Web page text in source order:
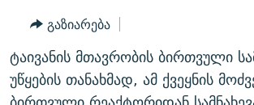
60 ᲓᲔᲪᲘᲑᲔᲚᲘ
ᲒᲐᲜᲙᲘᲗᲮᲕᲘᲡ ᲓᲦᲔ
ᲤᲔᲜᲝᲕᲐᲜᲘ - 2.10
ᲗᲥᲕᲔᲜᲘ ᲞᲣᲑᲚᲘᲙᲐᲪᲘᲔᲑᲘ
ᲞᲠᲝᲔᲥᲢᲔᲑᲘ
ᲣᲙᲠᲐᲘᲜᲐᲨᲘ ᲓᲐᲦᲣᲞᲣᲚᲘ ᲥᲐᲠᲗᲕᲔᲚᲘ
გაზიარება
ტაივანის მთავრობის ბირთვული
უწყების თანახმად, ამ ქვეყნის